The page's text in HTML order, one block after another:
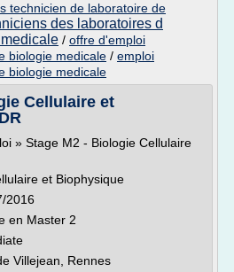
technicien de laboratoire de
des laboratoires d
/ offre d'emploi
biologie medicale / emploi
biologie medicale
Cellulaire et
» Stage M2 - Biologie Cellulaire
et Biophysique
2016
en Master 2
Villejean, Rennes